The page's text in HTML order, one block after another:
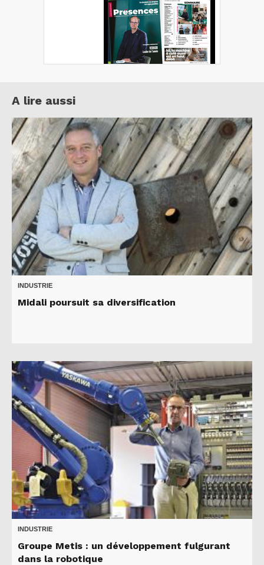
A lire aussi
INDUSTRIE
Midali poursuit sa diversification
INDUSTRIE
Groupe Metis : un développement fulgurant
dans la robotique